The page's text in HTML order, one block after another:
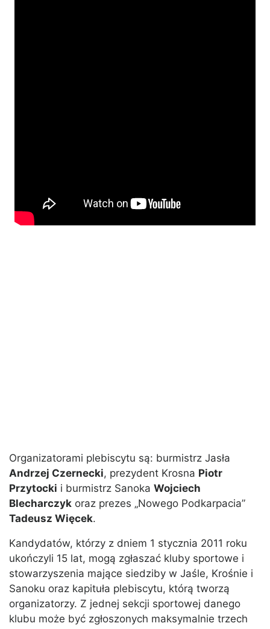
Organizatorami plebiscytu są: burmistrz Jasła
Andrzej Czernecki, prezydent Krosna Piotr
Przytocki i burmistrz Sanoka Wojciech
Blecharczyk oraz prezes „Nowego Podkarpacia”
Tadeusz Więcek.
Kandydatów, którzy z dniem 1 stycznia 2011 roku
ukończyli 15 lat, mogą zgłaszać kluby sportowe i
stowarzyszenia mające siedziby w Jaśle, Krośnie i
Sanoku oraz kapituła plebiscytu, którą tworzą
organizatorzy. Z jednej sekcji sportowej danego
klubu może być zgłoszonych maksymalnie trzech